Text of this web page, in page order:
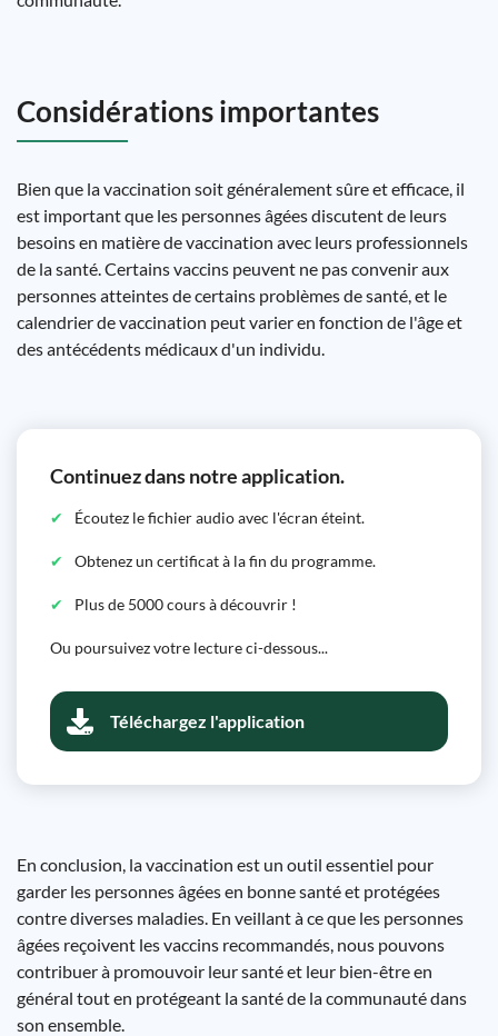
Considérations importantes
Bien que la vaccination soit généralement sûre et efficace, il
est important que les personnes âgées discutent de leurs
besoins en matière de vaccination avec leurs professionnels
de la santé. Certains vaccins peuvent ne pas convenir aux
personnes atteintes de certains problèmes de santé, et le
calendrier de vaccination peut varier en fonction de l'âge et
des antécédents médicaux d'un individu.
Continuez dans notre application.
Écoutez le fichier audio avec l'écran éteint.
Obtenez un certificat à la fin du programme.
Plus de 5000 cours à découvrir !
Ou poursuivez votre lecture ci-dessous...
Téléchargez l'application
En conclusion, la vaccination est un outil essentiel pour
garder les personnes âgées en bonne santé et protégées
contre diverses maladies. En veillant à ce que les personnes
âgées reçoivent les vaccins recommandés, nous pouvons
contribuer à promouvoir leur santé et leur bien-être en
général tout en protégeant la santé de la communauté dans
son ensemble.